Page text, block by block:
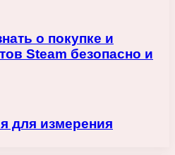
о покупке и
Steam безопасно и
для измерения